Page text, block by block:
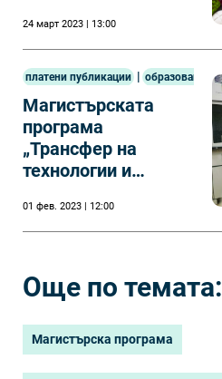
„Трансфер на
технологии и
иновации във
фармацията".
24 март 2023 | 13:00
платени публикации | образование
Магистърската
програма
„Трансфер на
технологии и
фармацията"
01 фев. 2023 | 12:00
Още по темата:
Магистърска програма